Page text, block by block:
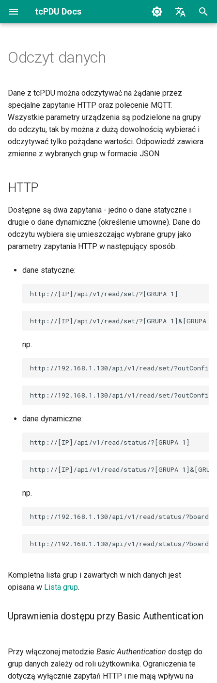
tcPDU Docs
n
i
p
s
a
ć
Login
Ustawienia UI
Status
Status użytkownika
Wejścia
Czujniki
Moc i energia
Klient HTTP
Klient MQTT
Czas
Dostęp
Firmware i backup
E-mail
Modem LTE
HTTP
Uprawnienia dostępu przy
Basic Authentication
MQTT
Lista grup
Odczyt danych
Dane z tcPDU można odczytywać na żądanie przez
specjalne zapytanie HTTP oraz polecenie MQTT.
Wszystkie parametry urządzenia są podzielone na grupy
do odczytu, tak by można z dużą dowolnością wybierać i
odczytywać tylko pożądane wartości. Odpowiedź zawiera
zmienne z wybranych grup w formacie JSON.
HTTP
Dostępne są dwa zapytania - jedno o dane statyczne i
drugie o dane dynamiczne (określenie umowne). Dane do
odczytu wybiera się umieszczając wybrane grupy jako
parametry zapytania HTTP w następujący sposób:
dane statyczne:
np.
dane dynamiczne:
np.
Kompletna lista grup i zawartych w nich danych jest
opisana w Lista grup.
Uprawnienia dostępu przy Basic Authentication
Przy włączonej metodzie Basic Authentication dostęp do
grup danych zależy od roli użytkownika. Ograniczenia te
dotyczą wyłącznie zapytań HTTP i nie mają wpływu na